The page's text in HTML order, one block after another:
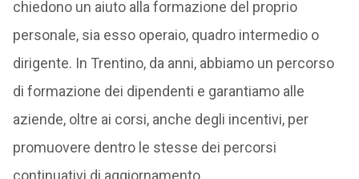
chiedono un aiuto alla formazione del proprio
personale, sia esso operaio, quadro intermedio o
dirigente. In Trentino, da anni, abbiamo un percorso
di formazione dei dipendenti e garantiamo alle
aziende, oltre ai corsi, anche degli incentivi, per
promuovere dentro le stesse dei percorsi
continuativi di aggiornamento.